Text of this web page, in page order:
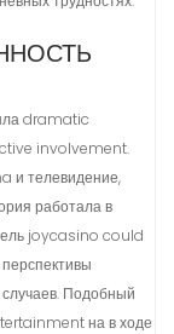
dramatic
involvement.
и телевидение,
работала в
joycasino could
Подобный
на в ходе